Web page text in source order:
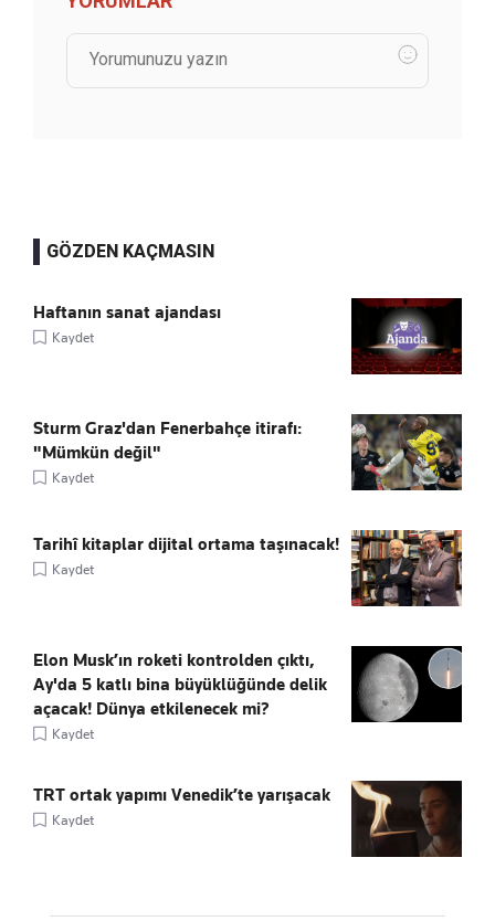
GÖZDEN KAÇMASIN
Haftanın sanat ajandası
Kaydet
Sturm Graz'dan Fenerbahçe itirafı:
"Mümkün değil"
Kaydet
Tarihî kitaplar dijital ortama taşınacak!
Kaydet
Elon Musk’ın roketi kontrolden çıktı,
Ay'da 5 katlı bina büyüklüğünde delik
açacak! Dünya etkilenecek mi?
Kaydet
TRT ortak yapımı Venedik’te yarışacak
Kaydet